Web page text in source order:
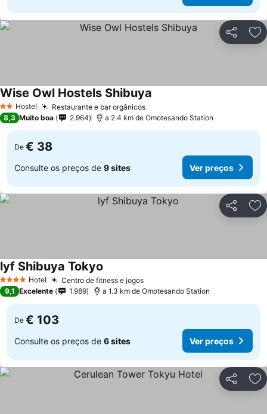
Partilhar
2 Estrelas
Hostel Restaurante e bar orgânicosVer preços
Wise Owl Hostels Shibuya
8,3 Muito boa 2.964 a 2.4 km de Omotesando Station
De € 38
Consulte os preços de 9 sites Ver preços
Partilhar
4 EstrelasHotel Centro de fitness e jogosVer preços
lyf Shibuya Tokyo
9,1 Excelente 1.989 a 1.3 km de Omotesando Station
De € 103
Consulte os preços de 6 sites Ver preços
Partilhar